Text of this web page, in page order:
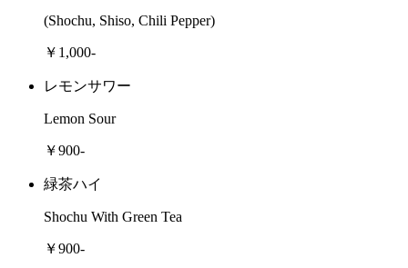
(Shochu, Shiso, Chili Pepper)
￥1,000-
レモンサワー
Lemon Sour
￥900-
緑茶ハイ
Shochu With Green Tea
￥900-